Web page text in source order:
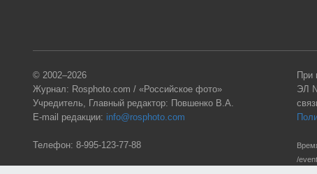
© 2002–2026
Журнал: Rosphoto.com / «Российское фото»
Учредитель, Главный редактор: Повшенко В.А.
E-mail редакции: info@rosphoto.com
Телефон: 8-995-123-77-88
При
ЭЛ
/